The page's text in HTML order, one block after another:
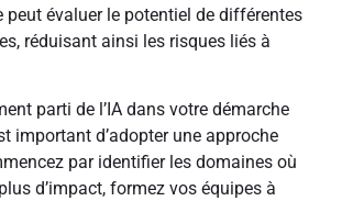
peut évaluer le potentiel de différentes
réduisant ainsi les risques liés à
parti de l’IA dans votre démarche
important d’adopter une approche
par identifier les domaines où
d’impact, formez vos équipes à